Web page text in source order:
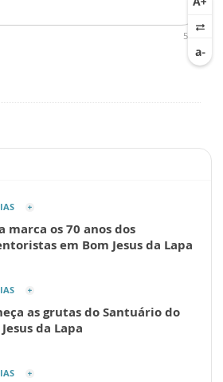
500
marca os 70 anos dos
em Bom Jesus da Lapa
as grutas do Santuário do
da Lapa